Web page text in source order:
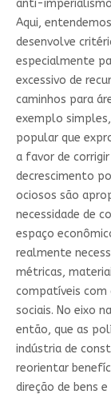
anti-
Aqui,
desenvolve
especialmente
excessivo de
caminhos para
exemplo
popular que
a favor de
decrescimento
ociosos são
necessidade de
espaço
realmente
métricas,
compatíveis com
sociais. No eixo
então, que as
indústria de
reorientar
direção de bens